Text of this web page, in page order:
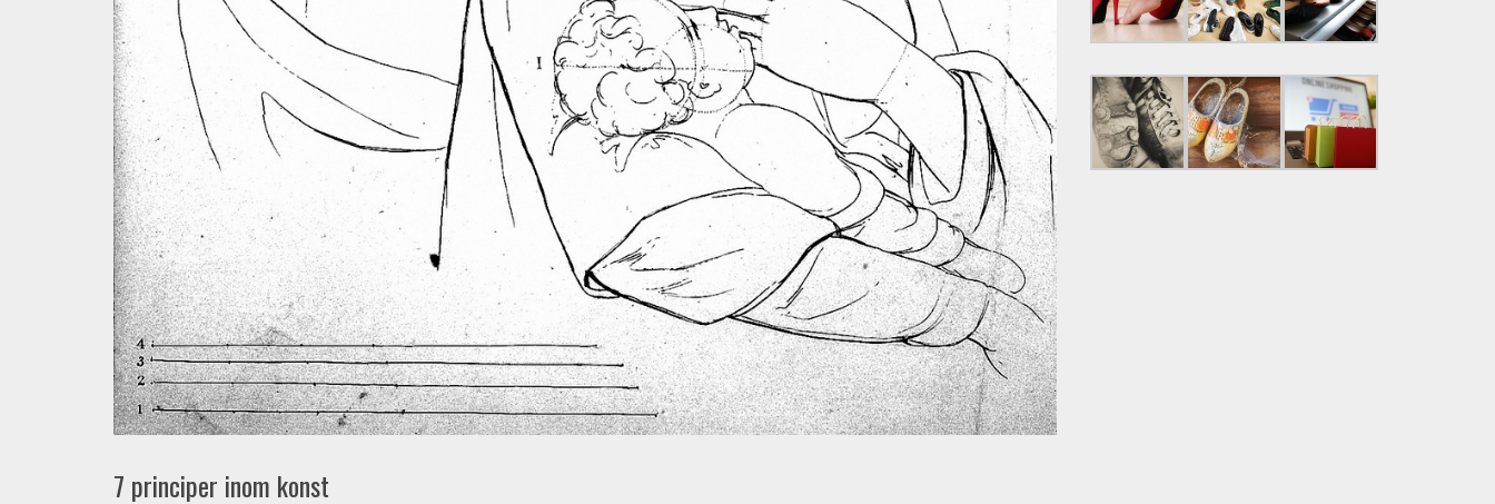
7 principer inom konst